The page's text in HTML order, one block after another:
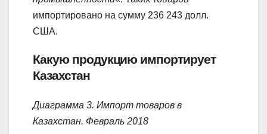
импортировано на сумму 236 243 долл.
США.
Какую продукцию импортирует
Казахстан
Диаграмма 3. Импорт товаров в
Казахстан. Февраль 2018